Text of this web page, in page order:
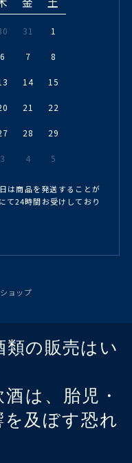
31 1
6 7 8
14 15
21 22
28 29
3 4 5
は商品を発送することが
て24時間お受けしており
ョップ
類の販売はい
は、胎児・
及ぼす恐れ